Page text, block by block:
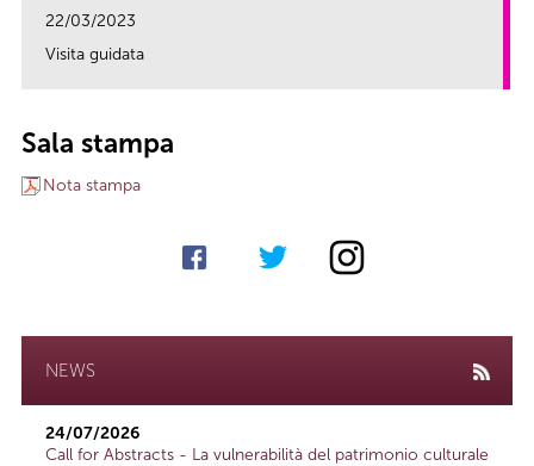
22/03/2023
Visita guidata
Sala stampa
Nota stampa
NEWS
24/07/2026
Call for Abstracts - La vulnerabilità del patrimonio culturale